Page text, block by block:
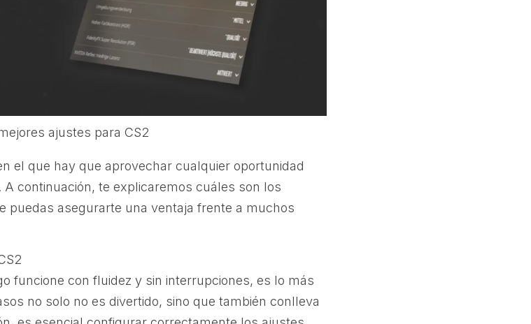
ajustes para CS2
el que hay que aprovechar cualquier oportunidad
continuación, te explicaremos cuáles son los
puedas asegurarte una ventaja frente a muchos
funcione con fluidez y sin interrupciones, es lo más
no solo no es divertido, sino que también conlleva